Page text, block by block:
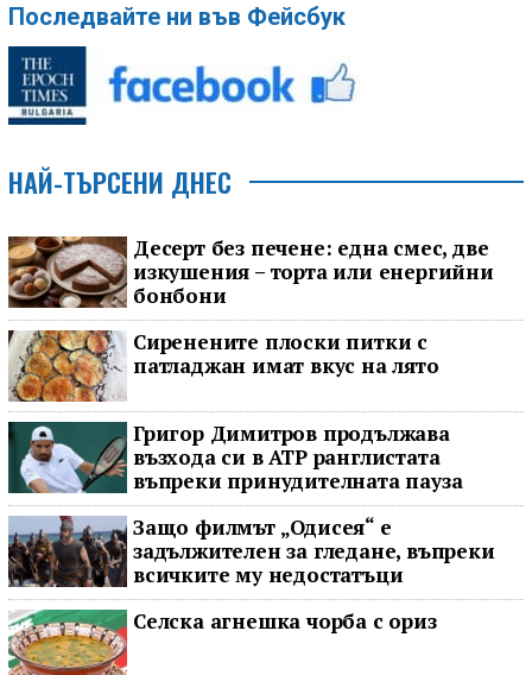
Последвайте ни във Фейсбук
НАЙ-ТЪРСЕНИ ДНЕС
Десерт без печене: една смес, две
изкушения – торта или енергийни
бонбони
Сиренените плоски питки с
патладжан имат вкус на лято
Григор Димитров продължава
възхода си в ATP ранглистата
въпреки принудителната пауза
Защо филмът „Одисея“ е
задължителен за гледане, въпреки
всичките му недостатъци
Селска агнешка чорба с ориз